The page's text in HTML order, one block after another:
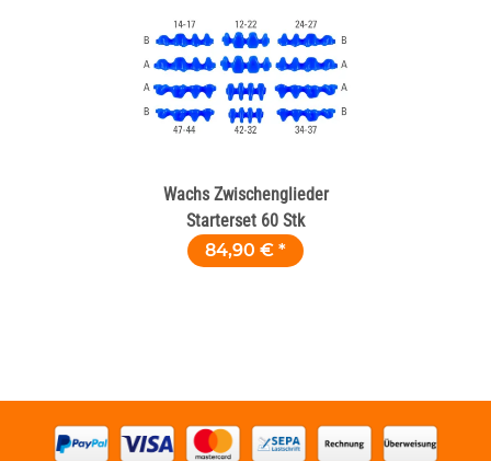
Wachs Zwischenglieder
Starterset 60 Stk
84,90 € *